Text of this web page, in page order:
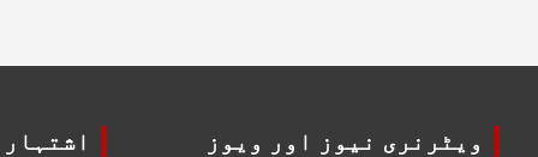
ویٹرنری نیوز اور ویوز